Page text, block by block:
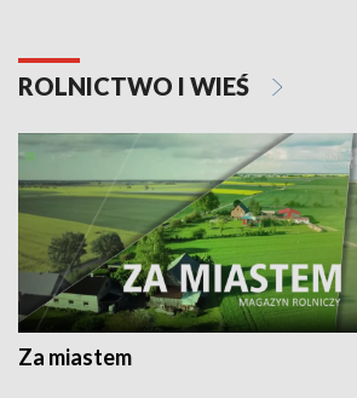
ROLNICTWO I WIEŚ
Za miastem